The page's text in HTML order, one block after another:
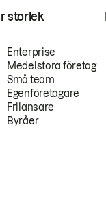
storlek
Enterprise
Medelstora företag
Små team
Egenföretagare
Frilansare
Byråer